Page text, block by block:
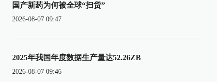
国产新药为何被全球“扫货”
2026-08-07 09:47
2025年我国年度数据生产量达52.26ZB
2026-08-07 09:46